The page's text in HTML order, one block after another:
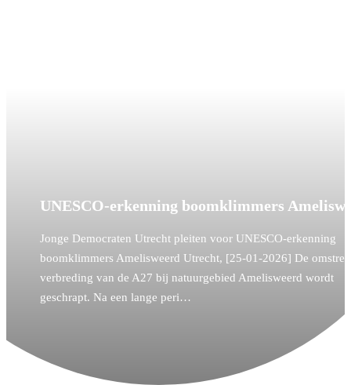
UNESCO-erkenning boomklimmers
Jonge Democraten Utrecht pleiten voor UNESCO-erkenning
boomklimmers Amelisweerd Utrecht, [25-01-2026] De
verbreding van de A27 bij natuurgebied Amelisweerd wordt
geschrapt. Na een lange peri…